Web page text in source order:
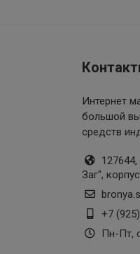
Интернет
большой
средств
Заг",
+7
Пн-Пт,